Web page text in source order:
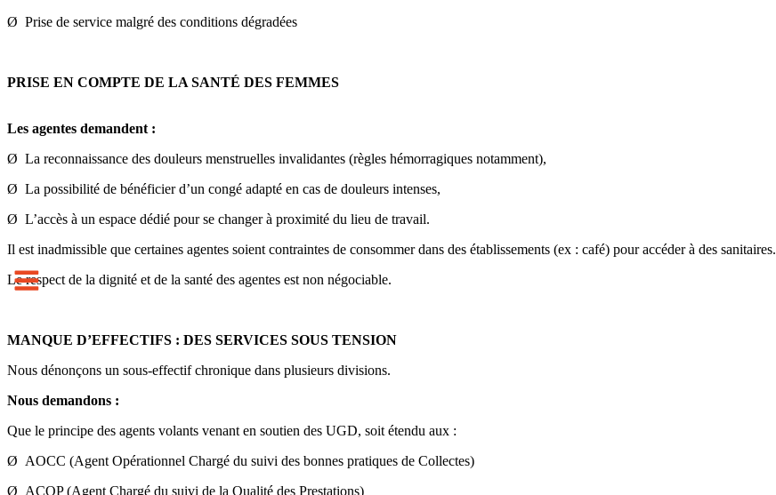
Ø Prise de service malgré des conditions dégradées
PRISE EN COMPTE DE LA SANTÉ DES FEMMES
Les agentes demandent :
Ø La reconnaissance des douleurs menstruelles invalidantes (règles hémorragiques notamment),
Ø La possibilité de bénéficier d’un congé adapté en cas de douleurs intenses,
Ø L’accès à un espace dédié pour se changer à proximité du lieu de travail.
Il est inadmissible que certaines agentes soient contraintes de consommer dans des établissements (ex : café) pour accéder à des sanitaires.
Le respect de la dignité et de la santé des agentes est non négociable.
MANQUE D’EFFECTIFS : DES SERVICES SOUS TENSION
Nous dénonçons un sous-effectif chronique dans plusieurs divisions.
Nous demandons :
Que le principe des agents volants venant en soutien des UGD, soit étendu aux :
Ø AOCC (Agent Opérationnel Chargé du suivi des bonnes pratiques de Collectes)
Ø ACQP (Agent Chargé du suivi de la Qualité des Prestations)